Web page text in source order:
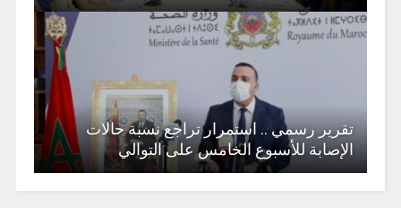
تقرير رسمي .. استمرار تراجع نسبة حالات
الإصابة للأسبوع الخامس على التوالي